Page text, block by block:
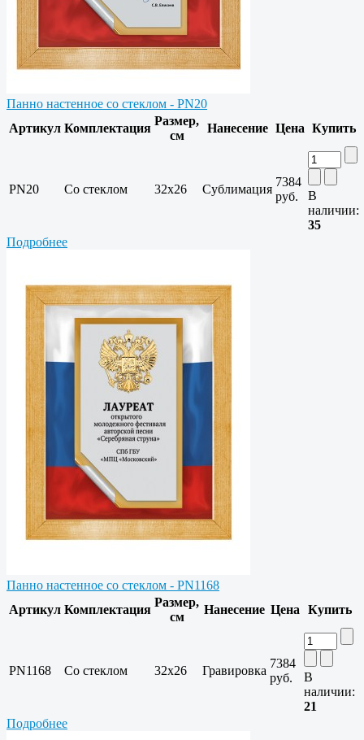
Панно настенное со стеклом - PN20
Артикул Комплектация
Размер,
см
Нанесение Цена Купить
PN20 Со стеклом 32х26 Сублимация
7384
руб.
В
наличии:
35
Подробнее
Панно настенное со стеклом - PN1168
Артикул Комплектация
Размер,
см
Нанесение Цена Купить
PN1168 Со стеклом 32х26 Гравировка
7384
руб.
В
наличии:
21
Подробнее